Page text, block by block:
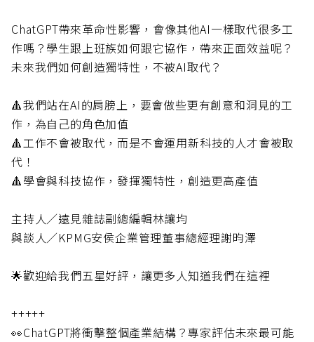
ChatGPT帶來革命性影響，會像其他AI一樣取代很多工
作嗎？學生跟上班族如何跟它協作，帶來正面效益呢？
未來我們如何創造獨特性，不被AI取代？
🔺我們站在AI的肩膀上，要會做些更有創意和洞見的工
作，為自己的角色加值
🔺工作不會被取代，而是不會運用新科技的人才會被取
代！
🔺學會與科技協作，發揮獨特性，創造更高產值
主持人／遠見雜誌副總編輯林讓均
與談人／KPMG安侯企業管理董事總經理謝昀澤
🌟歡迎給我們五星好評，讓更多人知道我們在這裡
+++++
👀ChatGPT將衝擊整個產業結構？專家評估未來最可能